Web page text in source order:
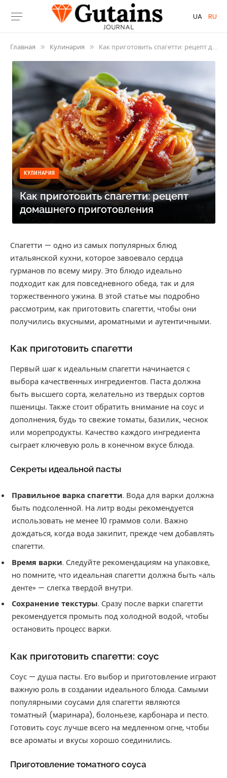
UA RU
Главная » Кулинария » Как приготовить спагетти: рецепт домашнего приготовления
КУЛИНАРИЯ
Как приготовить спагетти: рецепт
домашнего приготовления
Спагетти — одно из самых популярных блюд
итальянской кухни, которое завоевало сердца
гурманов по всему миру. Это блюдо идеально
подходит как для повседневного обеда, так и для
торжественного ужина. В этой статье мы подробно
рассмотрим, как приготовить спагетти, чтобы они
получились вкусными, ароматными и аутентичными.
Как приготовить спагетти
Первый шаг к идеальным спагетти начинается с
выбора качественных ингредиентов. Паста должна
быть высшего сорта, желательно из твердых сортов
пшеницы. Также стоит обратить внимание на соус и
дополнения, будь то свежие томаты, базилик, чеснок
или морепродукты. Качество каждого ингредиента
сыграет ключевую роль в конечном вкусе блюда.
Секреты идеальной пасты
Правильное варка спагетти. Вода для варки должна
быть подсоленной. На литр воды рекомендуется
использовать не менее 10 граммов соли. Важно
дождаться, когда вода закипит, прежде чем добавлять
спагетти.
Время варки. Следуйте рекомендациям на упаковке,
но помните, что идеальная спагетти должна быть «аль
денте» — слегка твердой внутри.
Сохранение текстуры. Сразу после варки спагетти
рекомендуется промыть под холодной водой, чтобы
остановить процесс варки.
Как приготовить спагетти: соус
Соус — душа пасты. Его выбор и приготовление играют
важную роль в создании идеального блюда. Самыми
популярными соусами для спагетти являются
томатный (маринара), болоньезе, карбонара и песто.
Готовить соус лучше всего на медленном огне, чтобы
все ароматы и вкусы хорошо соединились.
Приготовление томатного соуса